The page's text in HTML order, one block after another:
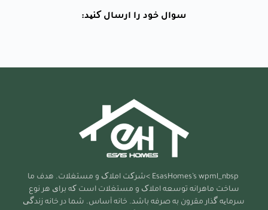
سوال خود را ارسال کنید:
wpml_nbsp >شرکت املاک و مستغلات. هدف ما
ساخت ماهرانه توسعه املاک و مستغلات است که برای هر نوع
سرمایه گذار مقرون به صرفه باشد. خانه آساس. شما در خانه زندگی